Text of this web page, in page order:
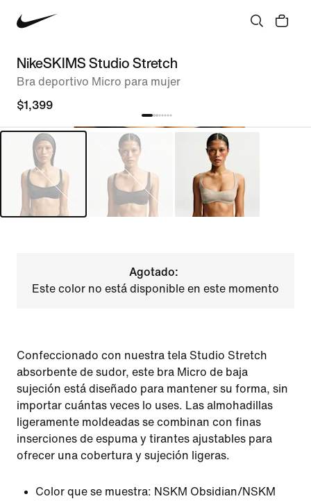
NikeSKIMS Studio Stretch
Bra deportivo Micro para mujer
$1,399
Agotado:
Este color no está disponible en este momento
Confeccionado con nuestra tela Studio Stretch
absorbente de sudor, este bra Micro de baja
sujeción está diseñado para mantener su forma, sin
importar cuántas veces lo uses. Las almohadillas
ligeramente moldeadas se combinan con finas
inserciones de espuma y tirantes ajustables para
ofrecer una cobertura y sujeción ligeras.
Color que se muestra: NSKM Obsidian/NSKM